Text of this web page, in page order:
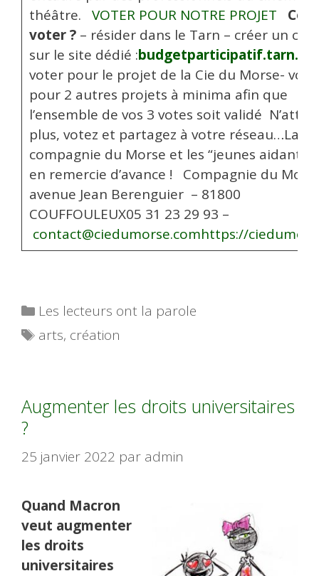
théâtre. VOTER POUR NOTRE PROJET
voter ?– résider dans le Tarn – créer un
sur le site dédié :budgetparticipatif.tarn.fr/
voter pour le projet de la Cie du Morse-
pour 2 autres projets à minima afin que
l’ensemble de vos 3 votes soit validé
plus, votez et partagez à votre réseau…La
compagnie du Morse et les “jeunes aidants”
en remercie d’avance ! Compagnie du
avenue Jean Berenguier – 81800
COUFFOULEUX05 31 23 29 93 –
contact@ciedumorse.comhttps://
Catégories
Les lecteurs ont la parole
Étiquettes
arts, création
Augmenter les droits universitaires
?
25 janvier 2022 par admin
Quand Macron
veut augmenter
les droits
universitaires